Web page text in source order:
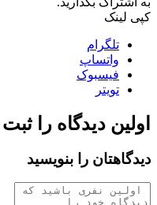
کپی لینک
تلگرام
واتساپ
فیسبوک
تویتر
اولین دیدگاه را ثبت
دیدگاهتان را بنویسید